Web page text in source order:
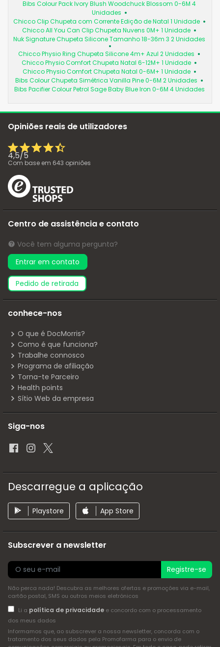
Bibs Colour Pack Ivory Blush Woodchuck Blossom 0-6M 4
Unidades
Chicco Clip Chupeta com Corrente Edição de Natal 1 Unidade
Chicco All You Can Clip Chupeta Nuvens 0M+ 1 Unidade
Nuk Signature Chupeta Silicone Tamanho 18-36m 3 2 Unidades
Chicco Physio Ring Chupeta Silicone 4m+ Azul 2 Unidades
Chicco Physio Comfort Chupeta Natal 6-12M+ 1 Unidade
Chicco Physio Comfort Chupeta Natal 0-6M+ 1 Unidade
Bibs Colour Chupeta Simétrica Vanilla Pine 0-6M 2 Unidades
Bibs Pacifier Colour Petrol Sage Baby Blue Iron 0-6M 4 Unidades
Opiniões reais de utilizadores
4,5/5
Com base em 643 opiniões
Centro de assistência e contato
Você tem alguma pergunta?
Entrar em contato
pedido de retirada
conhece-nos
O que é DocMorris?
Como é que funciona?
Trabalhe connosco
Programa de afiliação
Torna-te Parceiro
Health points
Sítio Web da empresa
Siga-nos
Descarregue a aplicação
Playstore App Store
Subscrever a newsletter
Registre-se
Não perca nada! Descubra as melhores ofertas e promoções via e-mail,
cartão postal, SMS ou outros meios eletrónicos
Li a política de privacidadee concordo com o processamento
dos meus dados
Informamos que, ao subscrever a nossa newsletter, concorda com o
tratamento dos seus dados pela Promofarma para o envio de